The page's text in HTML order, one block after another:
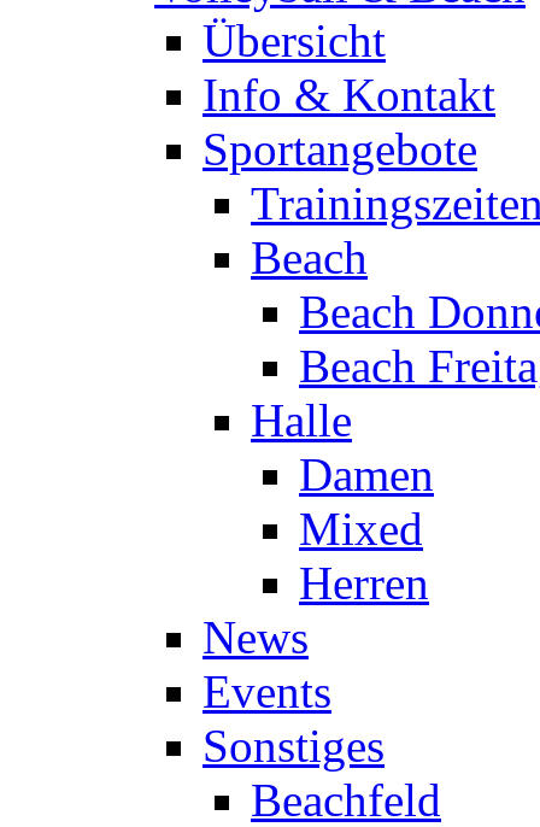
Übersicht
Info & Kontakt
Sportangebote
Beach
Beach
Beach
Halle
Damen
Mixed
Herren
News
Events
Sonstiges
Beachfeld